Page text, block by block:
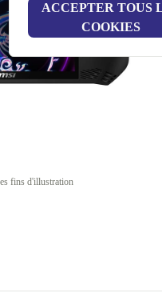
ACCEPTER TOUS
COOKIES
fins d'illustration